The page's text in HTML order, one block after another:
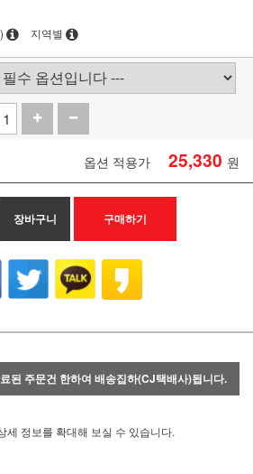
지역별
옵션 적용가 25,330 원
장바구니 구매하기
된 주문건 한하여 배송집하(CJ택배사)됩니다.
세 정보를 확대해 보실 수 있습니다.